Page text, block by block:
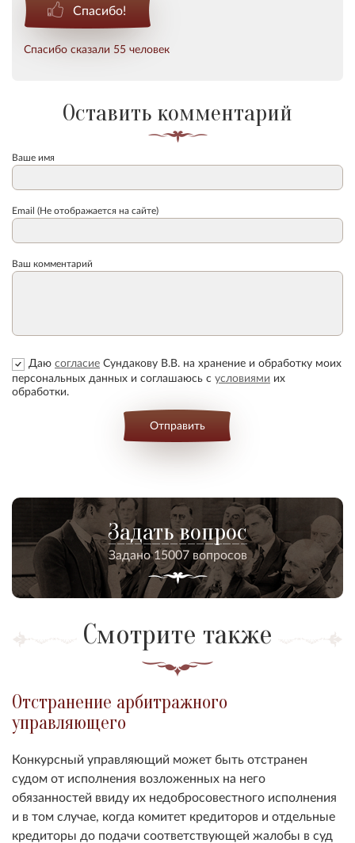
Спасибо!
Спасибо сказали 55 человек
Оставить комментарий
Ваше имя
Email (Не отображается на сайте)
Ваш комментарий
Даю согласие Сундакову В.В. на хранение и обработку моих
персональных данных и соглашаюсь с условиями их
обработки.
Отправить
Задать вопрос
Задано 15007 вопросов
Смотрите также
Отстранение арбитражного
управляющего
Конкурсный управляющий может быть отстранен
судом от исполнения возложенных на него
обязанностей ввиду их недобросовестного исполнения
и в том случае, когда комитет кредиторов и отдельные
кредиторы до подачи соответствующей жалобы в суд